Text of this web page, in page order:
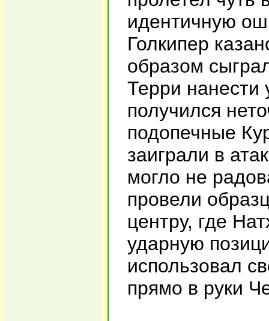
идентичную
Голкипер
образом
Терри нанести
получился
подопечные
заиграли в
могло не
провели
центру, где
ударную
использовал
прямо в руки